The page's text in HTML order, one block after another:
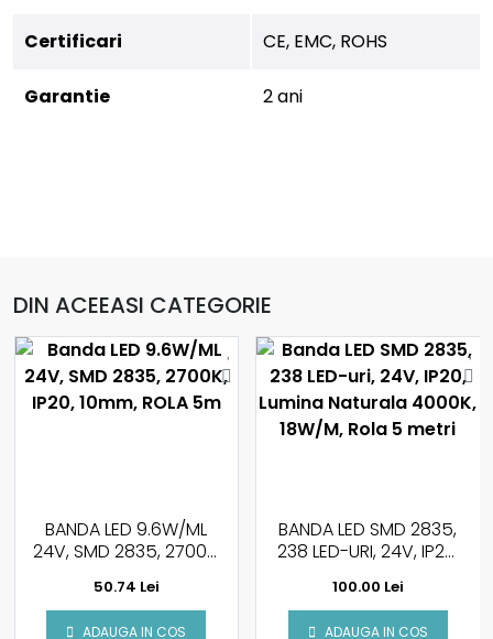
Certificari CE, EMC, ROHS
Garantie 2 ani
DIN ACEEASI CATEGORIE
BANDA LED 9.6W/ML
24V, SMD 2835, 2700K,
50.74 Lei
ADAUGA IN COS
BANDA LED SMD 2835,
238 LED-URI, 24V, IP20,
4000K, 18W/M, ROLA 5
METRI
100.00 Lei
ADAUGA IN COS